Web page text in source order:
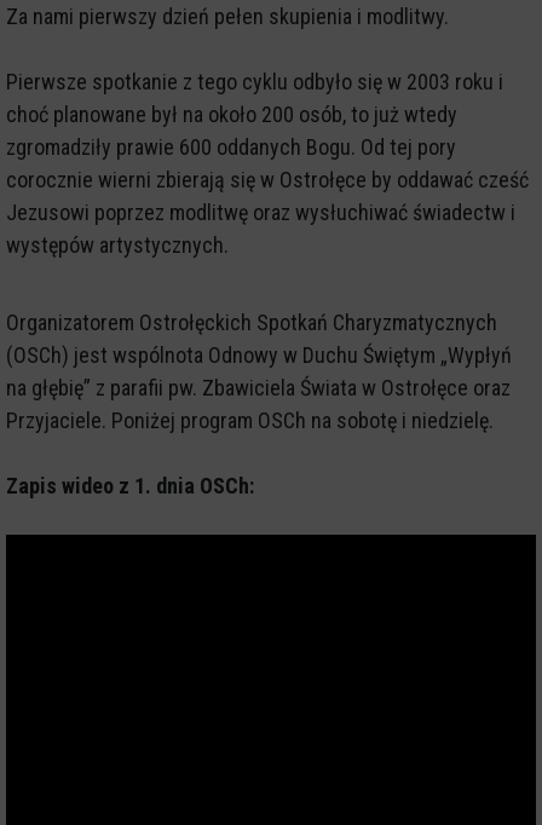
Za nami pierwszy dzień pełen skupienia i modlitwy.
Pierwsze spotkanie z tego cyklu odbyło się w 2003 roku i
choć planowane był na około 200 osób, to już wtedy
zgromadziły prawie 600 oddanych Bogu. Od tej pory
corocznie wierni zbierają się w Ostrołęce by oddawać cześć
Jezusowi poprzez modlitwę oraz wysłuchiwać świadectw i
występów artystycznych.
Organizatorem Ostrołęckich Spotkań Charyzmatycznych
(OSCh) jest wspólnota Odnowy w Duchu Świętym „Wypłyń
na głębię” z parafii pw. Zbawiciela Świata w Ostrołęce oraz
Przyjaciele. Poniżej program OSCh na sobotę i niedzielę.
Zapis wideo z 1. dnia OSCh: